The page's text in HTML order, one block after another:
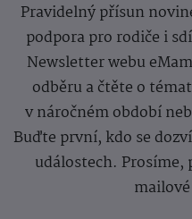
Pravidelný přísun
podpora pro rodiče i
Newsletter webu
odběru a čtěte o
v náročném období
Buďte první, kdo se
událostech.